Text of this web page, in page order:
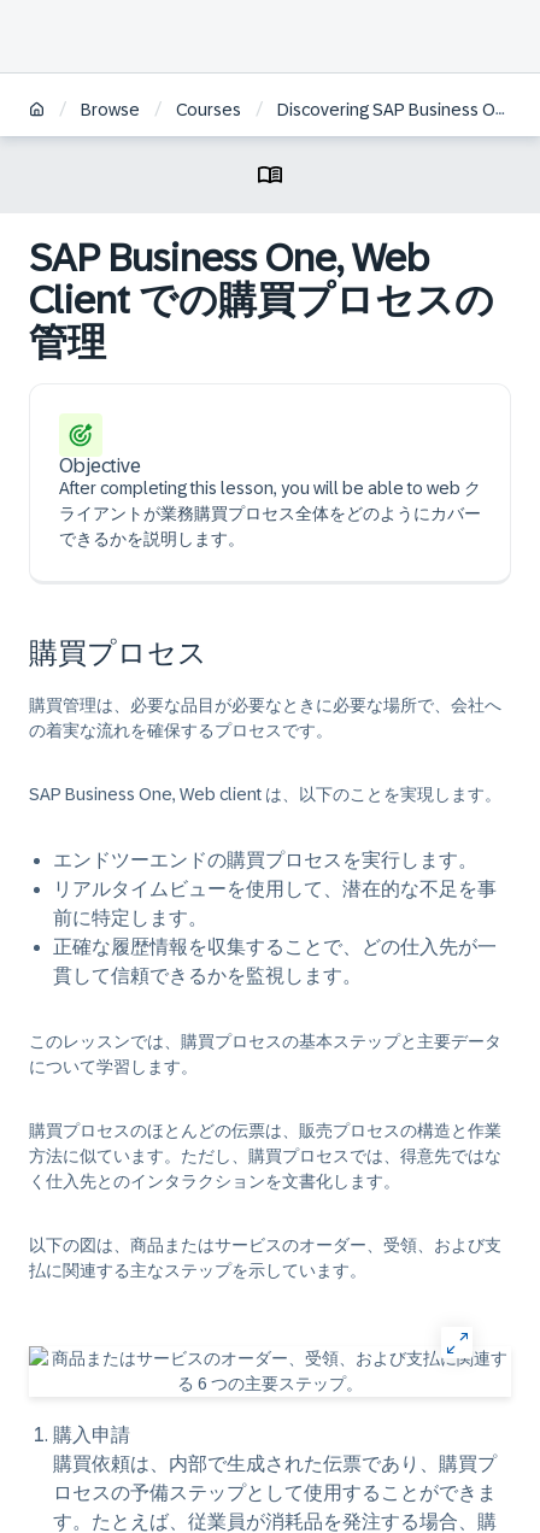
/ Browse / Courses / Discovering SAP Business One, Web Client Logistics | JP
SAP Business One, Web
Client での購買プロセスの
管理
Objective
After completing this lesson, you will be able to web ク
ライアントが業務購買プロセス全体をどのようにカバー
できるかを説明します。
購買プロセス
購買管理は、必要な品目が必要なときに必要な場所で、会社へ
の着実な流れを確保するプロセスです。
SAP Business One, Web client は、以下のことを実現します。
エンドツーエンドの購買プロセスを実行します。
リアルタイムビューを使用して、潜在的な不足を事
前に特定します。
正確な履歴情報を収集することで、どの仕入先が一
貫して信頼できるかを監視します。
このレッスンでは、購買プロセスの基本ステップと主要データ
について学習します。
購買プロセスのほとんどの伝票は、販売プロセスの構造と作業
方法に似ています。ただし、購買プロセスでは、得意先ではな
く仕入先とのインタラクションを文書化します。
以下の図は、商品またはサービスのオーダー、受領、および支
払に関連する主なステップを示しています。
購入申請
購買依頼は、内部で生成された伝票であり、購買プ
ロセスの予備ステップとして使用することができま
す。たとえば、従業員が消耗品を発注する場合、購